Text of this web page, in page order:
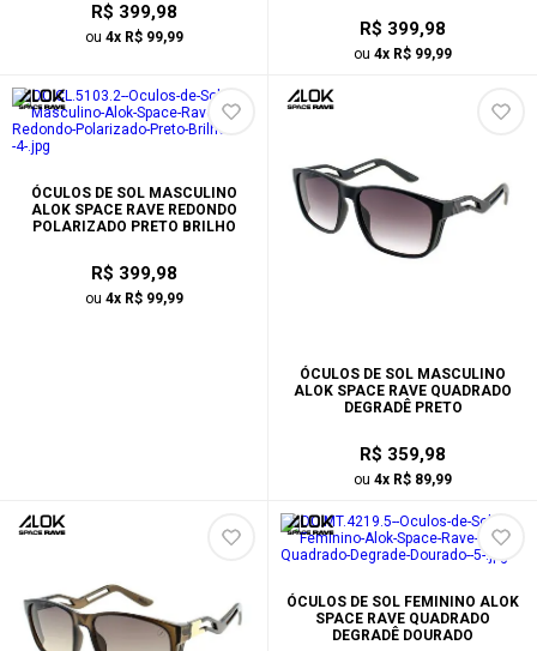
R$ 399,98
ou 4x R$ 99,99 R$ 399,98
ou 4x R$ 99,99
ÓCULOS DE SOL MASCULINO
ALOK SPACE RAVE REDONDO
POLARIZADO PRETO BRILHO
R$ 399,98
ou 4x R$ 99,99
ÓCULOS DE SOL MASCULINO
ALOK SPACE RAVE QUADRADO
DEGRADÊ PRETO
R$ 359,98
ou 4x R$ 89,99
ÓCULOS DE SOL FEMININO ALOK
SPACE RAVE QUADRADO
DEGRADÊ DOURADO